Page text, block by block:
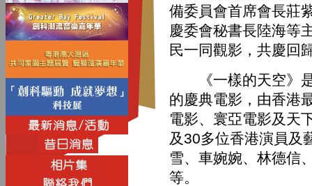
備委員會首席會長莊
慶委會秘書長陸海等
民一同觀影，共慶回
《一樣的天空》是
的慶典電影，由香港
電影、寰亞電影及天
及30多位香港演員及
雪、車婉婉、林德信
等。